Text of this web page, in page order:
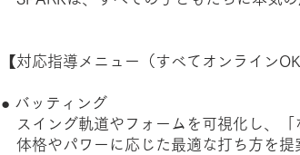
【対応指導メニュー（すべてオンラインOK
● バッティング
スイング軌道やフォームを可視化し、「
体格やパワーに応じた最適な打ち方を提